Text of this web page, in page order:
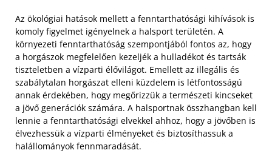
Az ökológiai hatások mellett a fenntarthatósági kihívások is
komoly figyelmet igényelnek a halsport területén. A
környezeti fenntarthatóság szempontjából fontos az, hogy
a horgászok megfelelően kezeljék a hulladékot és tartsák
tiszteletben a vízparti élővilágot. Emellett az illegális és
szabálytalan horgászat elleni küzdelem is létfontosságú
annak érdekében, hogy megőrizzük a természeti kincseket
a jövő generációk számára. A halsportnak összhangban kell
lennie a fenntarthatósági elvekkel ahhoz, hogy a jövőben is
élvezhessük a vízparti élményeket és biztosíthassuk a
halállományok fennmaradását.